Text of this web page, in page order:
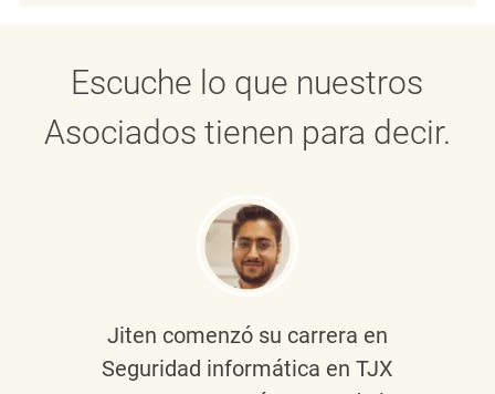
Escuche lo que nuestros
Asociados tienen para decir.
Jiten comenzó su carrera en
Seguridad informática en TJX